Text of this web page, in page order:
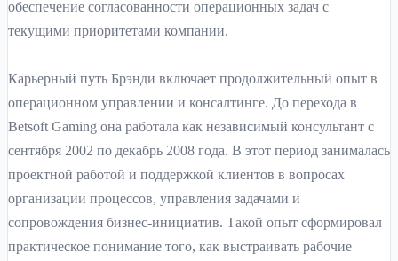
обеспечение согласованности операционных задач с
текущими приоритетами компании.
Карьерный путь Брэнди включает продолжительный опыт в
операционном управлении и консалтинге. До перехода в
Betsoft Gaming она работала как независимый консультант с
сентября 2002 по декабрь 2008 года. В этот период занималась
проектной работой и поддержкой клиентов в вопросах
организации процессов, управления задачами и
сопровождения бизнес-инициатив. Такой опыт сформировал
практическое понимание того, как выстраивать рабочие